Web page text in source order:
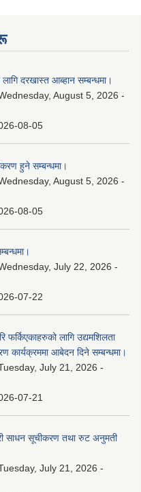
दरखास्त आब्हान सम्बन्धमा।
August 5, 2026 -
08-05
हुने सम्बन्धमा।
August 5, 2026 -
08-05
July 22, 2026 -
07-22
फर्किएकाहरुको लागि उद्यमशिलता
कार्यक्रममा आबेदन दिने सम्बन्धमा।
July 21, 2026 -
07-21
साधन सूचीकरण तथा रुट अनुमती
July 21, 2026 -